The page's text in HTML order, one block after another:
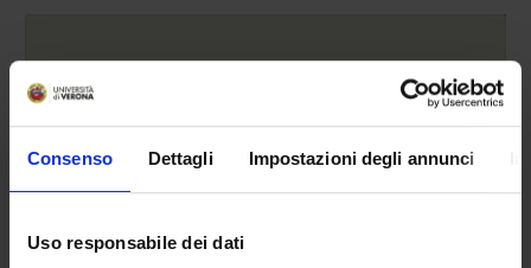
Consenso Dettagli Impostazioni degli annunci
Uso responsabile dei dati